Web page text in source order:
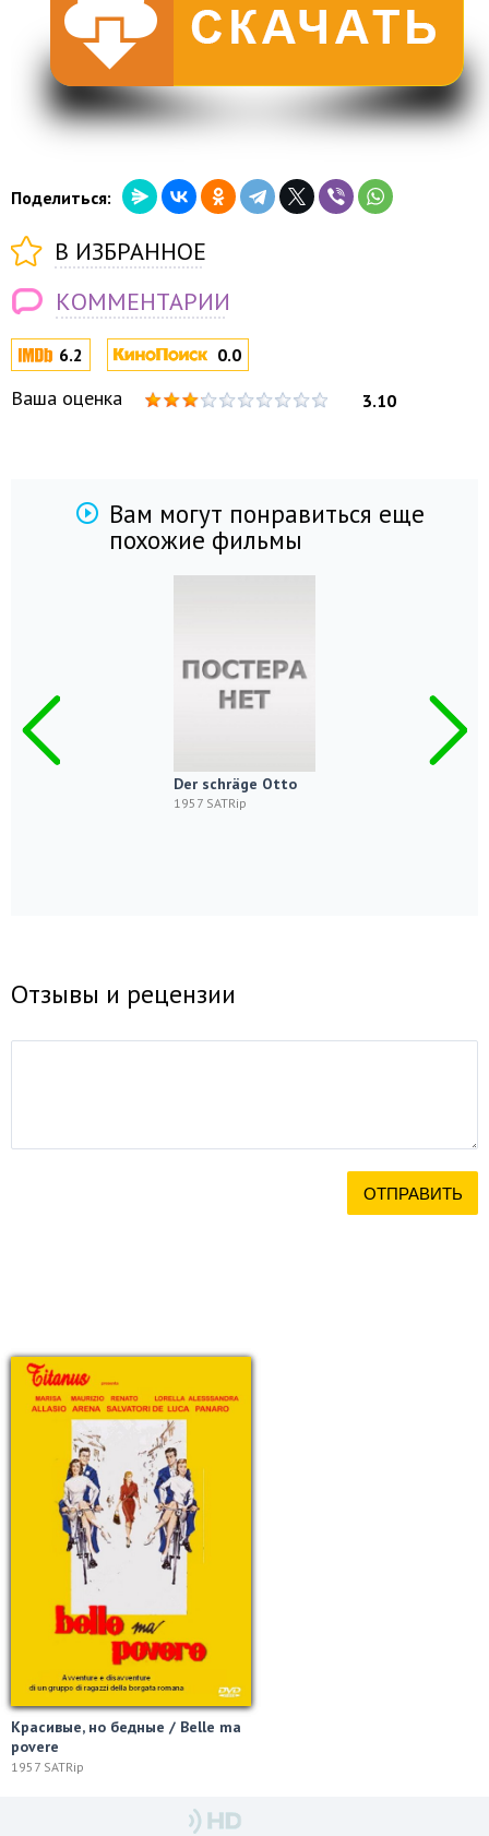
6.2 0.0
Ваша оценка 3.10
Поделиться:
В ИЗБРАННОЕ
КОММЕНТАРИИ
Вам могут понравиться еще
похожие фильмы
Der schräge Otto
1957 SATRip
Отзывы и рецензии
Красивые, но бедные / Belle ma
povere
1957 SATRip